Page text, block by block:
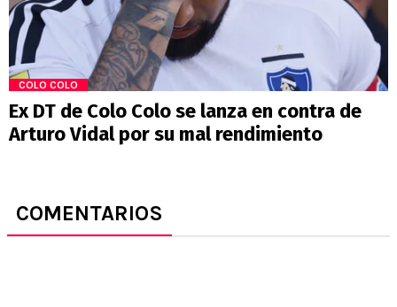
COLO COLO
Ex DT de Colo Colo se lanza en contra de
Arturo Vidal por su mal rendimiento
COMENTARIOS